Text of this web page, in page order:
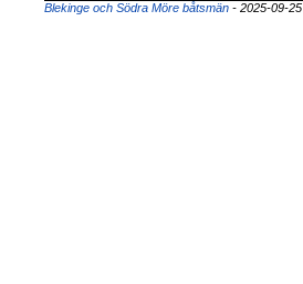
Blekinge och Södra Möre båtsmän - 2025-09-25